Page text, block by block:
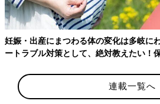
た。その後、生後4カ月までに4回も手
す。
――どんな手術を受けたのでしょうか？
河本 最初は先ほどお伝えした生後2日
人工肛門（ストマ）造設手術です。そ
手術と生検手術をしました。ヒルシュ
妊娠・出産にまつわる体の変化は多岐に
ートラブル対策として、絶対教えたい！
連載一覧へ